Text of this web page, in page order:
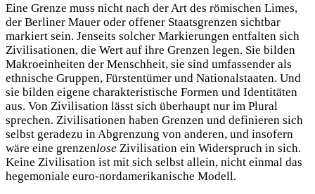
Eine Grenze muss nicht nach der Art des römischen Limes,
der Berliner Mauer oder offener Staatsgrenzen sichtbar
markiert sein. Jenseits solcher Markierungen entfalten sich
Zivilisationen, die Wert auf ihre Grenzen legen. Sie bilden
Makroeinheiten der Menschheit, sie sind umfassender als
ethnische Gruppen, Fürstentümer und Nationalstaaten. Und
sie bilden eigene charakteristische Formen und Identitäten
aus. Von Zivilisation lässt sich überhaupt nur im Plural
sprechen. Zivilisationen haben Grenzen und definieren sich
selbst geradezu in Abgrenzung von anderen, und insofern
wäre eine grenzenlose Zivilisation ein Widerspruch in sich.
Keine Zivilisation ist mit sich selbst allein, nicht einmal das
hegemoniale euro-nordamerikanische Modell.